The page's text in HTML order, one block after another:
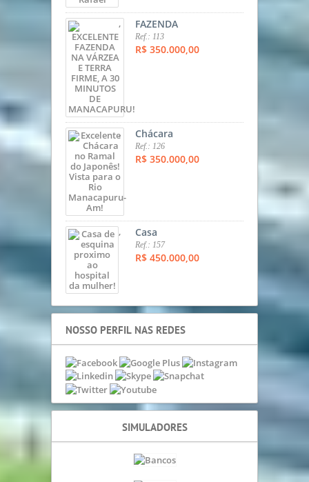
, FAZENDA
Ref.: 113
R$ 350.000,00
, Chácara
Ref.: 126
R$ 350.000,00
, Casa
Ref.: 157
R$ 450.000,00
NOSSO PERFIL NAS REDES
SIMULADORES